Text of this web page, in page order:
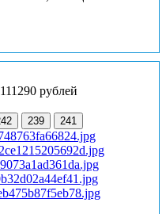
111290 рублей
239 241